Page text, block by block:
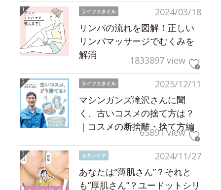
2024/03/18
ライフスタイル
リンパの流れを図解！正しい
リンパマッサージでむくみを
解消
1833897 view
2025/12/11
ライフスタイル
マシンガンズ滝沢さんに聞
く、古いコスメの捨て方は？
｜コスメの断捨離・捨て方編
65891 view
2024/11/27
スキンケア
あなたは“薄肌さん”？それと
も“厚肌さん”？ユードットシリ